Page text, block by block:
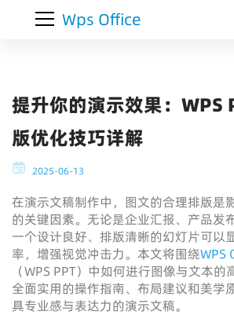
Wps Office
提升你的演示效果：WPS
版优化技巧详解
2025-06-13
在演示文稿制作中，图文的合理排版是
的关键因素。无论是企业汇报、产品发
一个设计良好、排版清晰的幻灯片可以
率，增强视觉冲击力。本文将围绕WPS
（WPS PPT）中如何进行图像与文本
全面实用的操作指南、布局建议和美学
具专业感与表达力的演示文稿。